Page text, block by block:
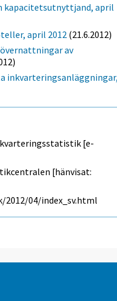
kapacitetsutnyttjand, april
april 2012 (21.6.2012)
av
[e-
[hänvisat:
04/index_sv.html